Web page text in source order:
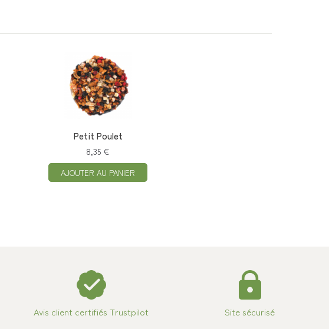
Petit Poulet
8,35 €
AJOUTER AU PANIER
Avis client certifiés Trustpilot Site sécurisé